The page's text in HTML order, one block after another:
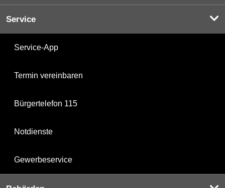
Service
Service-App
Termin vereinbaren
Bürgertelefon 115
Notdienste
Gewerbeservice